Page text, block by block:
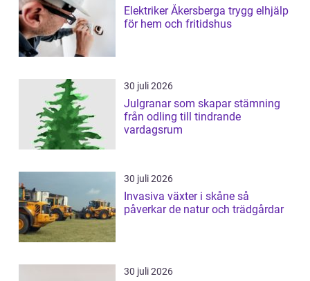
Elektriker Åkersberga trygg elhjälp
för hem och fritidshus
30 juli 2026
Julgranar som skapar stämning
från odling till tindrande
vardagsrum
30 juli 2026
Invasiva växter i skåne så
påverkar de natur och trädgårdar
30 juli 2026